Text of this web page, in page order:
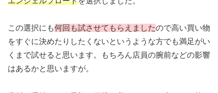
この選択にも何回も試させてもらえましたので高い買い物
をすぐに決めたりしたくないというような方でも満足がい
くまで試せると思います。もちろん店員の腕前などの影響
はあるかと思いますが。